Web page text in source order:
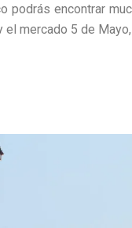
podrás encontrar
mercado 5 de